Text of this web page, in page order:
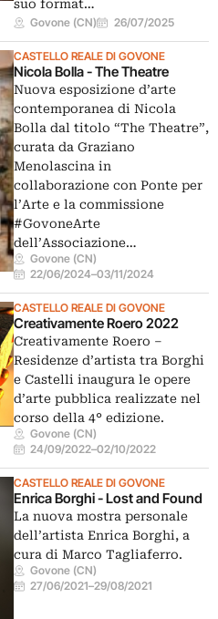
suo format…
Govone (CN) 26/07/2025
CASTELLO REALE DI GOVONE
Nicola Bolla - The Theatre
Nuova esposizione d’arte
contemporanea di Nicola
Bolla dal titolo “The Theatre”,
curata da Graziano
Menolascina in
collaborazione con Ponte per
l’Arte e la commissione
#GovoneArte
dell’Associazione…
Govone (CN)
22/06/2024–03/11/2024
CASTELLO REALE DI GOVONE
Creativamente Roero 2022
Creativamente Roero –
Residenze d’artista tra Borghi
e Castelli inaugura le opere
d’arte pubblica realizzate nel
corso della 4° edizione.
Govone (CN)
24/09/2022–02/10/2022
CASTELLO REALE DI GOVONE
Enrica Borghi - Lost and Found
La nuova mostra personale
dell’artista Enrica Borghi, a
cura di Marco Tagliaferro.
Govone (CN)
27/06/2021–29/08/2021